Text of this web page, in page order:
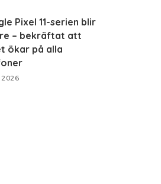
Pixel 11-serien blir
– bekräftat att
ökar på alla